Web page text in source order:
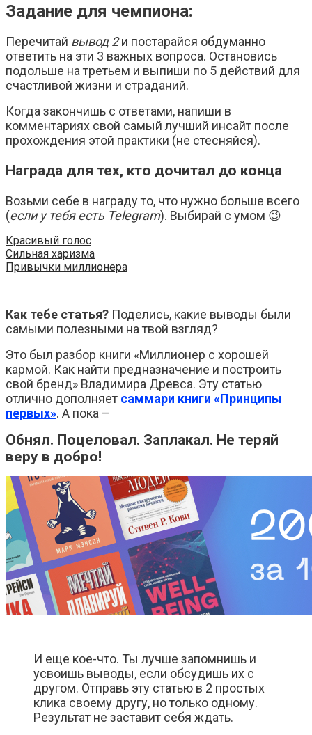
Задание для чемпиона:
Перечитай вывод 2и постарайся обдуманно
ответить на эти 3 важных вопроса. Остановись
подольше на третьем и выпиши по 5 действий для
счастливой жизни и страданий.
Когда закончишь с ответами, напиши в
комментариях свой самый лучший инсайт после
прохождения этой практики (не стесняйся).
Награда для тех, кто дочитал до конца
Возьми себе в награду то, что нужно больше всего
(если у тебя есть Telegram). Выбирай с умом 😉
Красивый голос
Сильная харизма
Привычки миллионера
Как тебе статья? Поделись, какие выводы были
самыми полезными на твой взгляд?
Это был разбор книги «Миллионер с хорошей
кармой. Как найти предназначение и построить
свой бренд» Владимира Древса. Эту статью
отлично дополняет саммари книги «Принципы
первых». А пока –
Обнял. Поцеловал. Заплакал. Не теряй
веру в добро!
И еще кое-что. Ты лучше запомнишь и
усвоишь выводы, если обсудишь их с
другом. Отправь эту статью в 2 простых
клика своему другу, но только одному.
Результат не заставит себя ждать.